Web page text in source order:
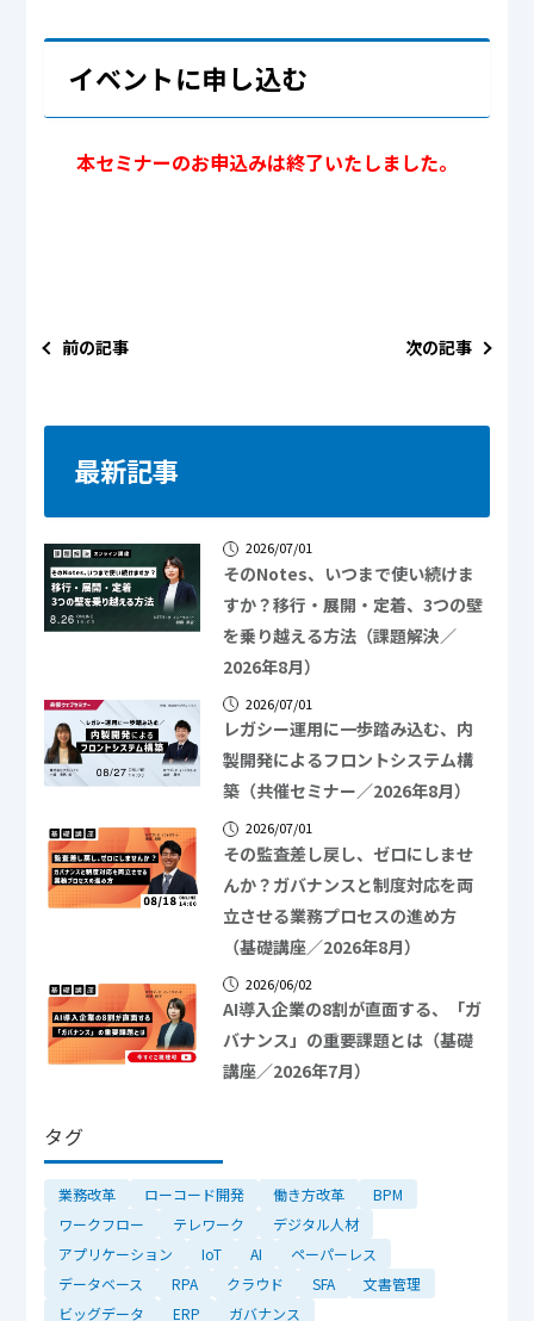
イベントに申し込む
本セミナーのお申込みは終了いたしました。
前の記事 次の記事
最新記事
2026/07/01
そのNotes、いつまで使い続けま
すか？移行・展開・定着、3つの壁
を乗り越える方法（課題解決／
2026年8月）
2026/07/01
レガシー運用に一歩踏み込む、内
製開発によるフロントシステム構
築（共催セミナー／2026年8月）
2026/07/01
その監査差し戻し、ゼロにしませ
んか？ガバナンスと制度対応を両
立させる業務プロセスの進め方
（基礎講座／2026年8月）
2026/06/02
AI導入企業の8割が直面する、「ガ
バナンス」の重要課題とは（基礎
講座／2026年7月）
タグ
業務改革 ローコード開発 働き方改革
BPM
ワークフロー
テレワーク
デジタル人材
アプリケーション
IoT AI
ペーパーレス
データベース
RPA クラウド SFA
文書管理
ビッグデータ
ERP ガバナンス